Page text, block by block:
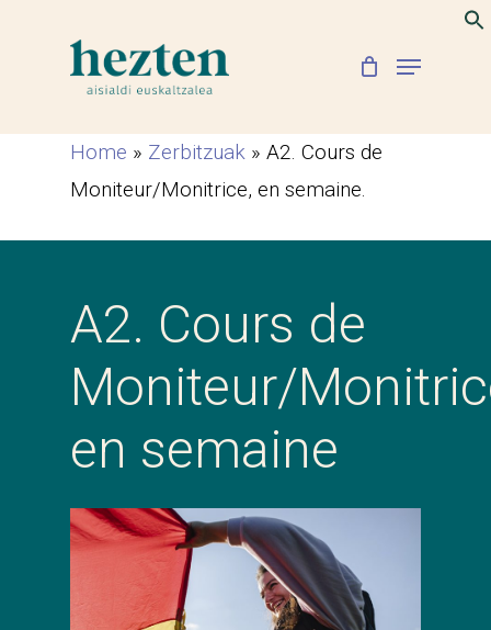
content
Menu
Home » Zerbitzuak » A2. Cours de
Moniteur/Monitrice, en semaine.
A2. Cours de
Moniteur/
en semaine